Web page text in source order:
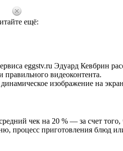
ещё:
eggstv.ru Эдуард Кевбрин
правильного видеоконтента.
изображение на
чек на 20 % — за счет того,
процесс приготовления блюд